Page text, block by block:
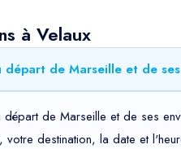
à Velaux
départ de Marseille et de
de Marseille et de ses
destination, la date et